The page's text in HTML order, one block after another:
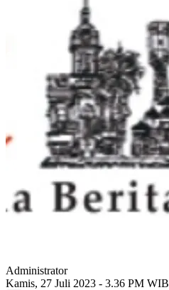
Administrator
Kamis, 27 Juli 2023 - 3.36 PM WIB